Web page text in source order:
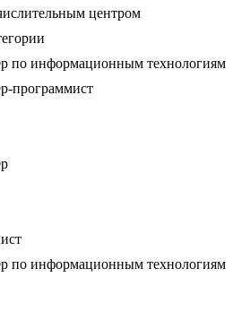
центром
по информационным технологиям
программист
по информационным технологиям